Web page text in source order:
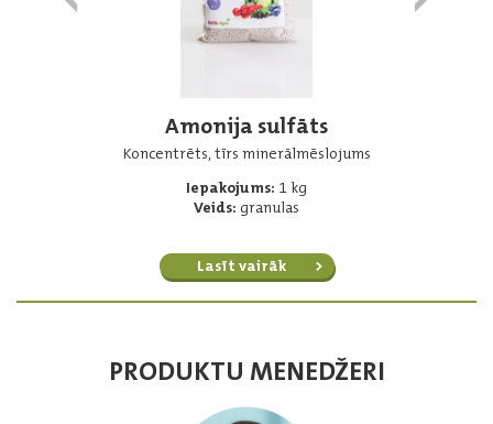
Amonija sulfāts
Koncentrēts, tīrs minerālmēslojums
Iepakojums: 1 kg
Veids: granulas
Lasīt vairāk
PRODUKTU MENEDŽERI